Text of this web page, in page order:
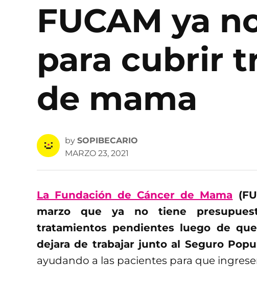
FUCAM ya
para cubrir
de mama
by SOPIBECARIO
MARZO 23, 2021
La Fundación de Cáncer de Mama
marzo que ya no tiene
tratamientos pendientes luego de
dejara de trabajar junto al Seguro
ayudando a las pacientes para que